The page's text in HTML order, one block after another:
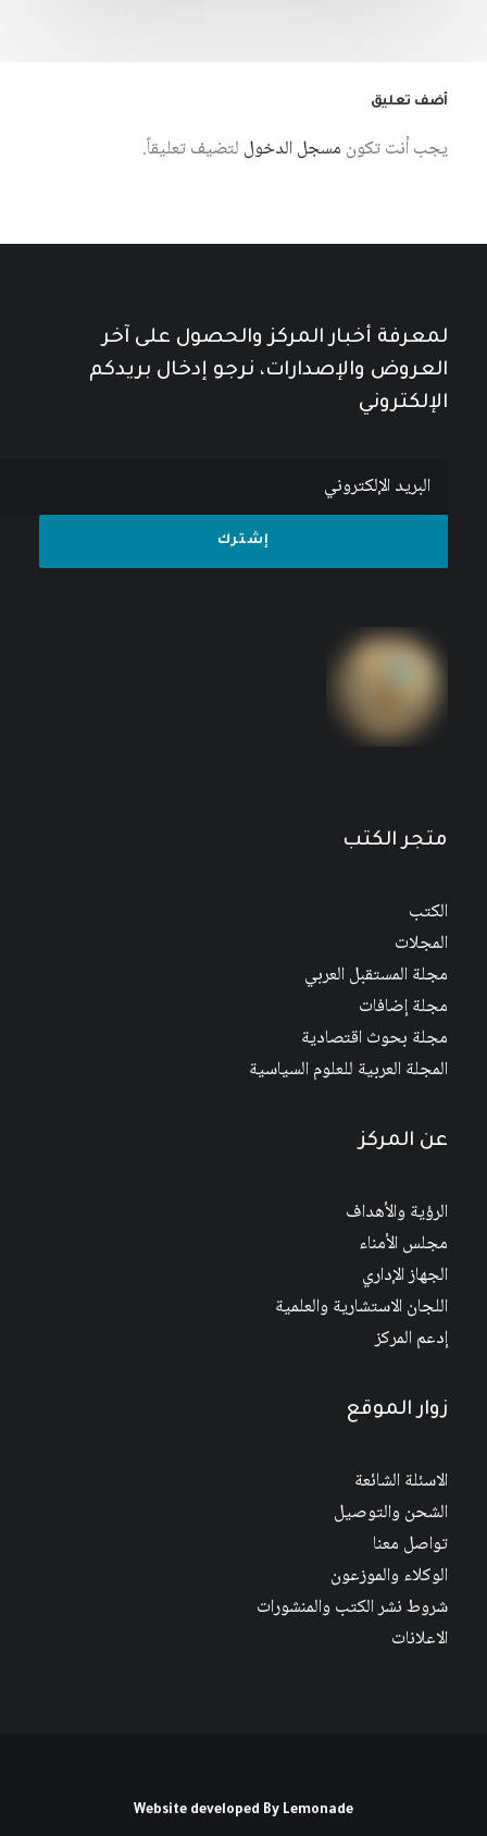
أضف تعليق
يجب أنت تكون مسجل الدخول لتضيف تعليقاً.
لمعرفة أخبار المركز والحصول على آخر
العروض والإصدارات، نرجو إدخال بريدكم
الإلكتروني
متجر الكتب
الكتب
المجلات
مجلة المستقبل العربي
مجلة إضافات
مجلة بحوث اقتصادية
المجلة العربية للعلوم السياسية
عن المركز
الرؤية والأهداف
مجلس الأمناء
الجهاز الإداري
اللجان الاستشارية والعلمية
إدعم المركز
زوار الموقع
الاسئلة الشائعة
الشحن والتوصيل
تواصل معنا
الوكلاء والموزعون
شروط نشر الكتب والمنشورات
الاعلانات
Website developed By Lemonade